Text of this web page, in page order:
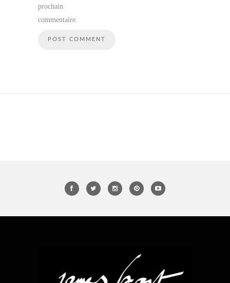
prochain
commentaire.